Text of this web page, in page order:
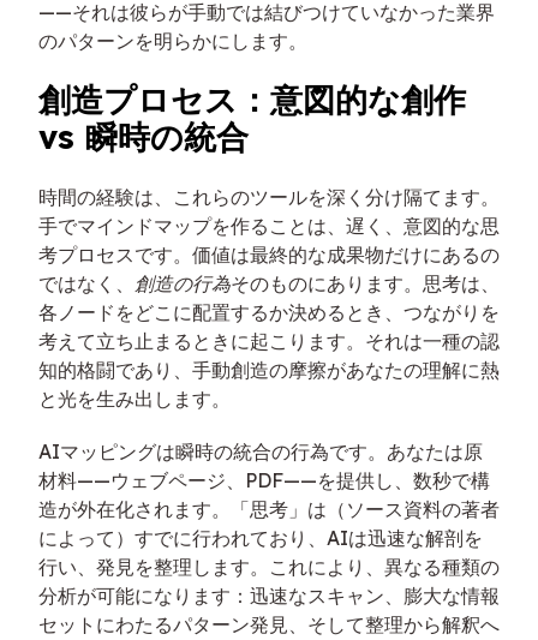
——それは彼らが手動では結びつけていなかった業界
のパターンを明らかにします。
創造プロセス：意図的な創作
vs 瞬時の統合
時間の経験は、これらのツールを深く分け隔てます。
手でマインドマップを作ることは、遅く、意図的な思
考プロセスです。価値は最終的な成果物だけにあるの
ではなく、 創造の行為そのものにあります。思考は、
各ノードをどこに配置するか決めるとき、つながりを
考えて立ち止まるときに起こります。それは一種の認
知的格闘であり、手動創造の摩擦があなたの理解に熱
と光を生み出します。
AIマッピングは瞬時の統合の行為です。あなたは原
材料——ウェブページ、PDF——を提供し、数秒で構
造が外在化されます。「思考」は（ソース資料の著者
によって）すでに行われており、AIは迅速な解剖を
行い、発見を整理します。これにより、異なる種類の
分析が可能になります：迅速なスキャン、膨大な情報
セットにわたるパターン発見、そして整理から解釈へ